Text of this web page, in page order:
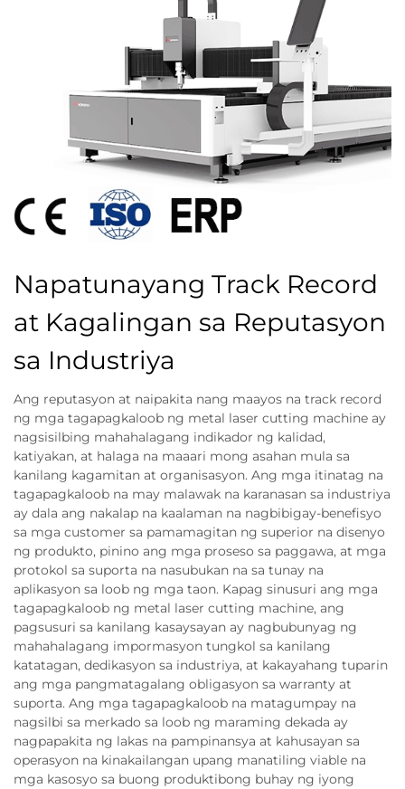
Napatunayang Track Record
at Kagalingan sa Reputasyon
sa Industriya
Ang reputasyon at naipakita nang maayos na track record
ng mga tagapagkaloob ng metal laser cutting machine ay
nagsisilbing mahahalagang indikador ng kalidad,
katiyakan, at halaga na maaari mong asahan mula sa
kanilang kagamitan at organisasyon. Ang mga itinatag na
tagapagkaloob na may malawak na karanasan sa industriya
ay dala ang nakalap na kaalaman na nagbibigay-benefisyo
sa mga customer sa pamamagitan ng superior na disenyo
ng produkto, pinino ang mga proseso sa paggawa, at mga
protokol sa suporta na nasubukan na sa tunay na
aplikasyon sa loob ng mga taon. Kapag sinusuri ang mga
tagapagkaloob ng metal laser cutting machine, ang
pagsusuri sa kanilang kasaysayan ay nagbubunyag ng
mahahalagang impormasyon tungkol sa kanilang
katatagan, dedikasyon sa industriya, at kakayahang tuparin
ang mga pangmatagalang obligasyon sa warranty at
suporta. Ang mga tagapagkaloob na matagumpay na
nagsilbi sa merkado sa loob ng maraming dekada ay
nagpapakita ng lakas na pampinansya at kahusayan sa
operasyon na kinakailangan upang manatiling viable na
mga kasosyo sa buong produktibong buhay ng iyong